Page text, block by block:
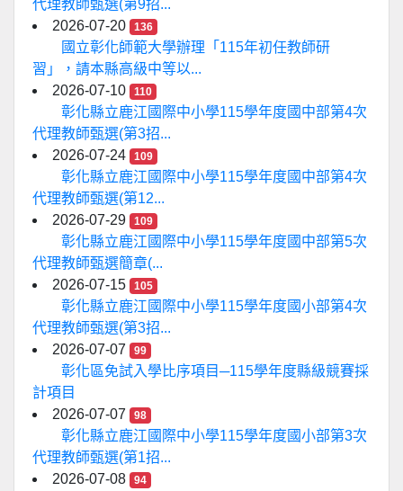
代理教師甄選(第9招...
2026-07-20
136
國立彰化師範大學辦理「115年初任教師研
習」，請本縣高級中等以...
2026-07-10
110
彰化縣立鹿江國際中小學115學年度國中部第4次
代理教師甄選(第3招...
2026-07-24
109
彰化縣立鹿江國際中小學115學年度國中部第4次
代理教師甄選(第12...
2026-07-29
109
彰化縣立鹿江國際中小學115學年度國中部第5次
代理教師甄選簡章(...
2026-07-15
105
彰化縣立鹿江國際中小學115學年度國小部第4次
代理教師甄選(第3招...
2026-07-07
99
彰化區免試入學比序項目─115學年度縣級競賽採
計項目
2026-07-07
98
彰化縣立鹿江國際中小學115學年度國小部第3次
代理教師甄選(第1招...
2026-07-08
94